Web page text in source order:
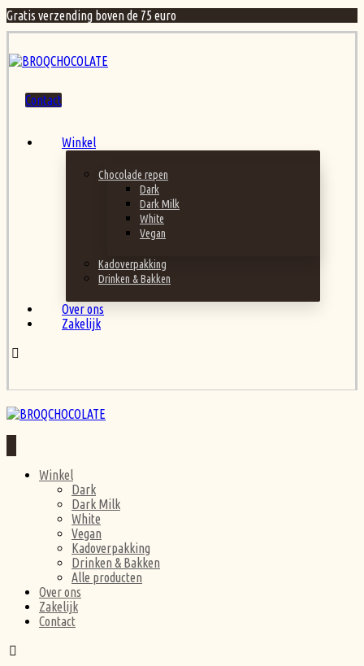
Gratis verzending boven de 75 euro
Contact
Winkel
Chocolade repen
Dark
Dark Milk
White
Vegan
Kadoverpakking
Drinken & Bakken
Over ons
Zakelijk
Winkel
Dark
Dark Milk
White
Vegan
Kadoverpakking
Drinken & Bakken
Alle producten
Over ons
Zakelijk
Contact